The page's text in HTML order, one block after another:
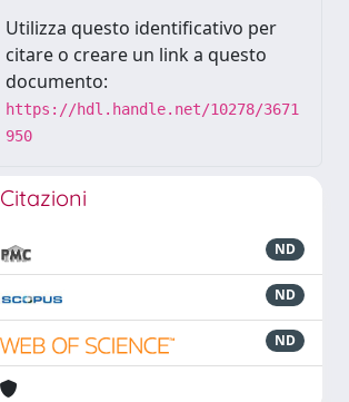
Utilizza questo identificativo per
citare o creare un link a questo
documento:
https://hdl.handle.net/10278/3671
950
Citazioni
ND
ND
ND